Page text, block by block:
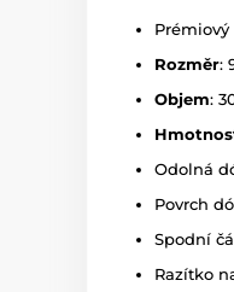
Rozměr:
Objem:
Odolná
Povrch
Spodní
Razítko